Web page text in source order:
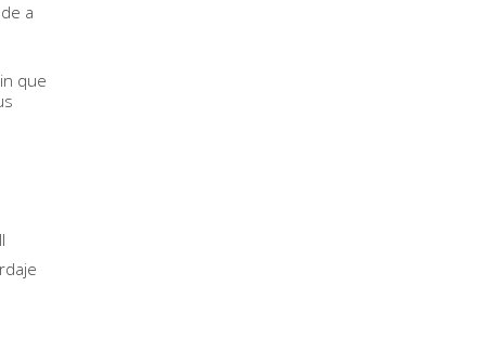
a
que